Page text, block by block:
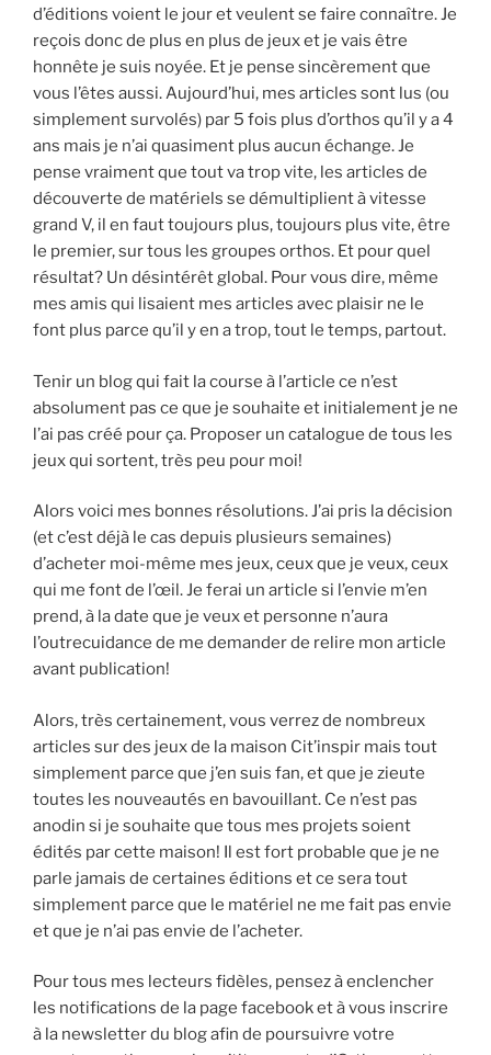
d’éditions voient le jour et veulent se faire connaître. Je
reçois donc de plus en plus de jeux et je vais être
honnête je suis noyée. Et je pense sincèrement que
vous l’êtes aussi. Aujourd’hui, mes articles sont lus (ou
simplement survolés) par 5 fois plus d’orthos qu’il y a 4
ans mais je n’ai quasiment plus aucun échange. Je
pense vraiment que tout va trop vite, les articles de
découverte de matériels se démultiplient à vitesse
grand V, il en faut toujours plus, toujours plus vite, être
le premier, sur tous les groupes orthos. Et pour quel
résultat? Un désintérêt global. Pour vous dire, même
mes amis qui lisaient mes articles avec plaisir ne le
font plus parce qu’il y en a trop, tout le temps, partout.
Tenir un blog qui fait la course à l’article ce n’est
absolument pas ce que je souhaite et initialement je ne
l’ai pas créé pour ça. Proposer un catalogue de tous les
jeux qui sortent, très peu pour moi!
Alors voici mes bonnes résolutions. J’ai pris la décision
(et c’est déjà le cas depuis plusieurs semaines)
d’acheter moi-même mes jeux, ceux que je veux, ceux
qui me font de l’œil. Je ferai un article si l’envie m’en
prend, à la date que je veux et personne n’aura
l’outrecuidance de me demander de relire mon article
avant publication!
Alors, très certainement, vous verrez de nombreux
articles sur des jeux de la maison Cit’inspir mais tout
simplement parce que j’en suis fan, et que je zieute
toutes les nouveautés en bavouillant. Ce n’est pas
anodin si je souhaite que tous mes projets soient
édités par cette maison! Il est fort probable que je ne
parle jamais de certaines éditions et ce sera tout
simplement parce que le matériel ne me fait pas envie
et que je n’ai pas envie de l’acheter.
Pour tous mes lecteurs fidèles, pensez à enclencher
les notifications de la page facebook et à vous inscrire
à la newsletter du blog afin de poursuivre votre